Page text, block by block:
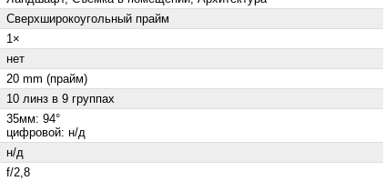
Сверхширокоугольный прайм
1×
нет
20 mm (прайм)
10 линз в 9 группах
35мм: 94°
цифровой: н/д
н/д
f/2,8